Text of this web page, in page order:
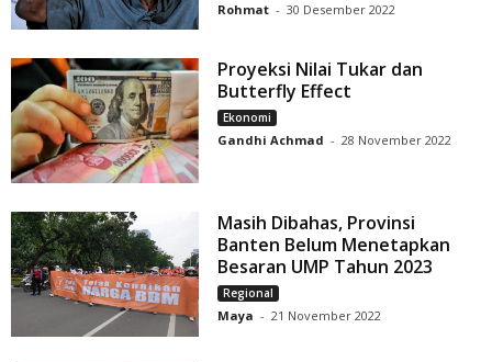
Rohmat - 30 Desember 2022
Proyeksi Nilai Tukar dan
Butterfly Effect
Ekonomi
Gandhi Achmad - 28 November 2022
Masih Dibahas, Provinsi
Banten Belum Menetapkan
Besaran UMP Tahun 2023
Regional
Maya - 21 November 2022